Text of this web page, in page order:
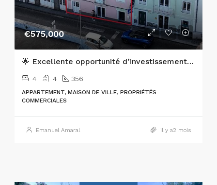
€575,000
🌟 Excellente opportunité d’investissement au cœur de Horta, sur l’île de Faial 🌟
4 4 356
APPARTEMENT, MAISON DE VILLE, PROPRIÉTÉS
COMMERCIALES
Emanuel Amaral il y a2 mois